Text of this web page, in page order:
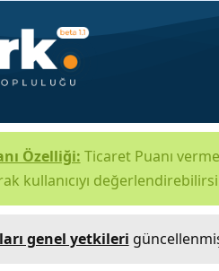
Özelliği: Ticaret Puanı
kullanıcıyı
genel yetkileri